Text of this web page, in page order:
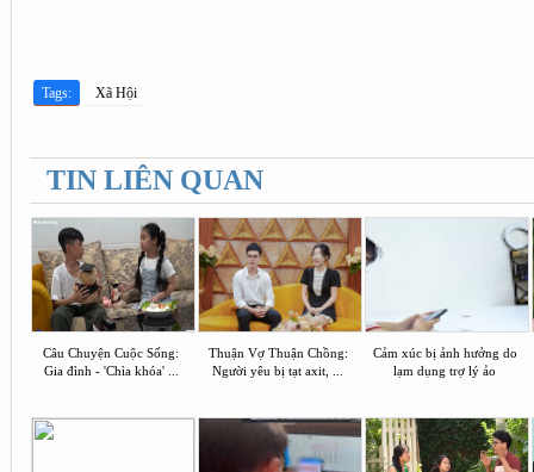
Tags: Xã Hội
TIN LIÊN QUAN
Câu Chuyện Cuộc Sống:
Gia đình - 'Chìa khóa' ...
Thuận Vợ Thuận Chồng:
Người yêu bị tạt axit, ...
Cảm xúc bị ảnh hưởng do
lạm dụng trợ lý ảo